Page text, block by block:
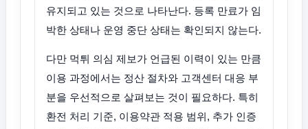
유지되고 있는 것으로 나타난다. 등록 만료가 임
박한 상태나 운영 중단 상태는 확인되지 않는다.
다만 먹튀 의심 제보가 언급된 이력이 있는 만큼
이용 과정에서는 정산 절차와 고객센터 대응 부
분을 우선적으로 살펴보는 것이 필요하다. 특히
환전 처리 기준, 이용약관 적용 범위, 추가 인증